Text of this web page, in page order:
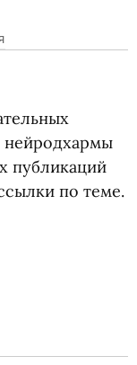
нейродхармы
публикаций
по теме.